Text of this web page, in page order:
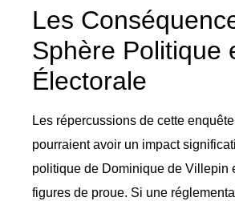
Les
Sphère Politique
Électorale
Les répercussions de cette
pourraient avoir un impact
politique de Dominique de Villepin
figures de proue. Si une